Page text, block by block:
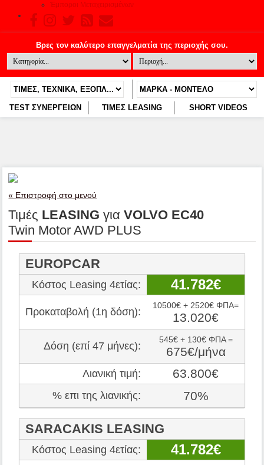
Έμποροι Μεταχειρισμένων
TEST ΣΥΝΕΡΓΕΙΩΝ ΤΙΜΕΣ LEASING SHORT VIDEOS
« Επιστροφή στο μενού
Τιμές LEASING γιαVOLVO EC40
Twin Motor AWD PLUS
EUROPCAR
Κόστος Leasing 4ετίας: 41.782€
Προκαταβολή (1η δόση):
10500€ + 2520€ ΦΠΑ=
13.020€
Δόση (επί 47 μήνες):
545€ + 130€ ΦΠΑ =
675€/μήνα
Λιανική τιμή: 63.800€
% επι της λιανικής: 70%
SARACAKIS LEASING
Κόστος Leasing 4ετίας: 41.782€